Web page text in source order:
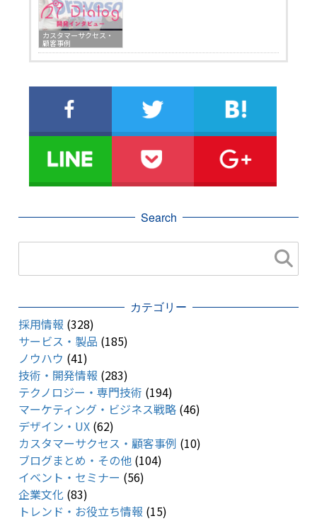
カスタマーサクセス・
顧客事例
Search
カテゴリー
採用情報 (328)
サービス・製品 (185)
ノウハウ (41)
技術・開発情報 (283)
テクノロジー・専門技術 (194)
マーケティング・ビジネス戦略(46)
デザイン・UX(62)
カスタマーサクセス・顧客事例 (10)
ブログまとめ・その他(104)
イベント・セミナー (56)
企業文化 (83)
トレンド・お役立ち情報 (15)